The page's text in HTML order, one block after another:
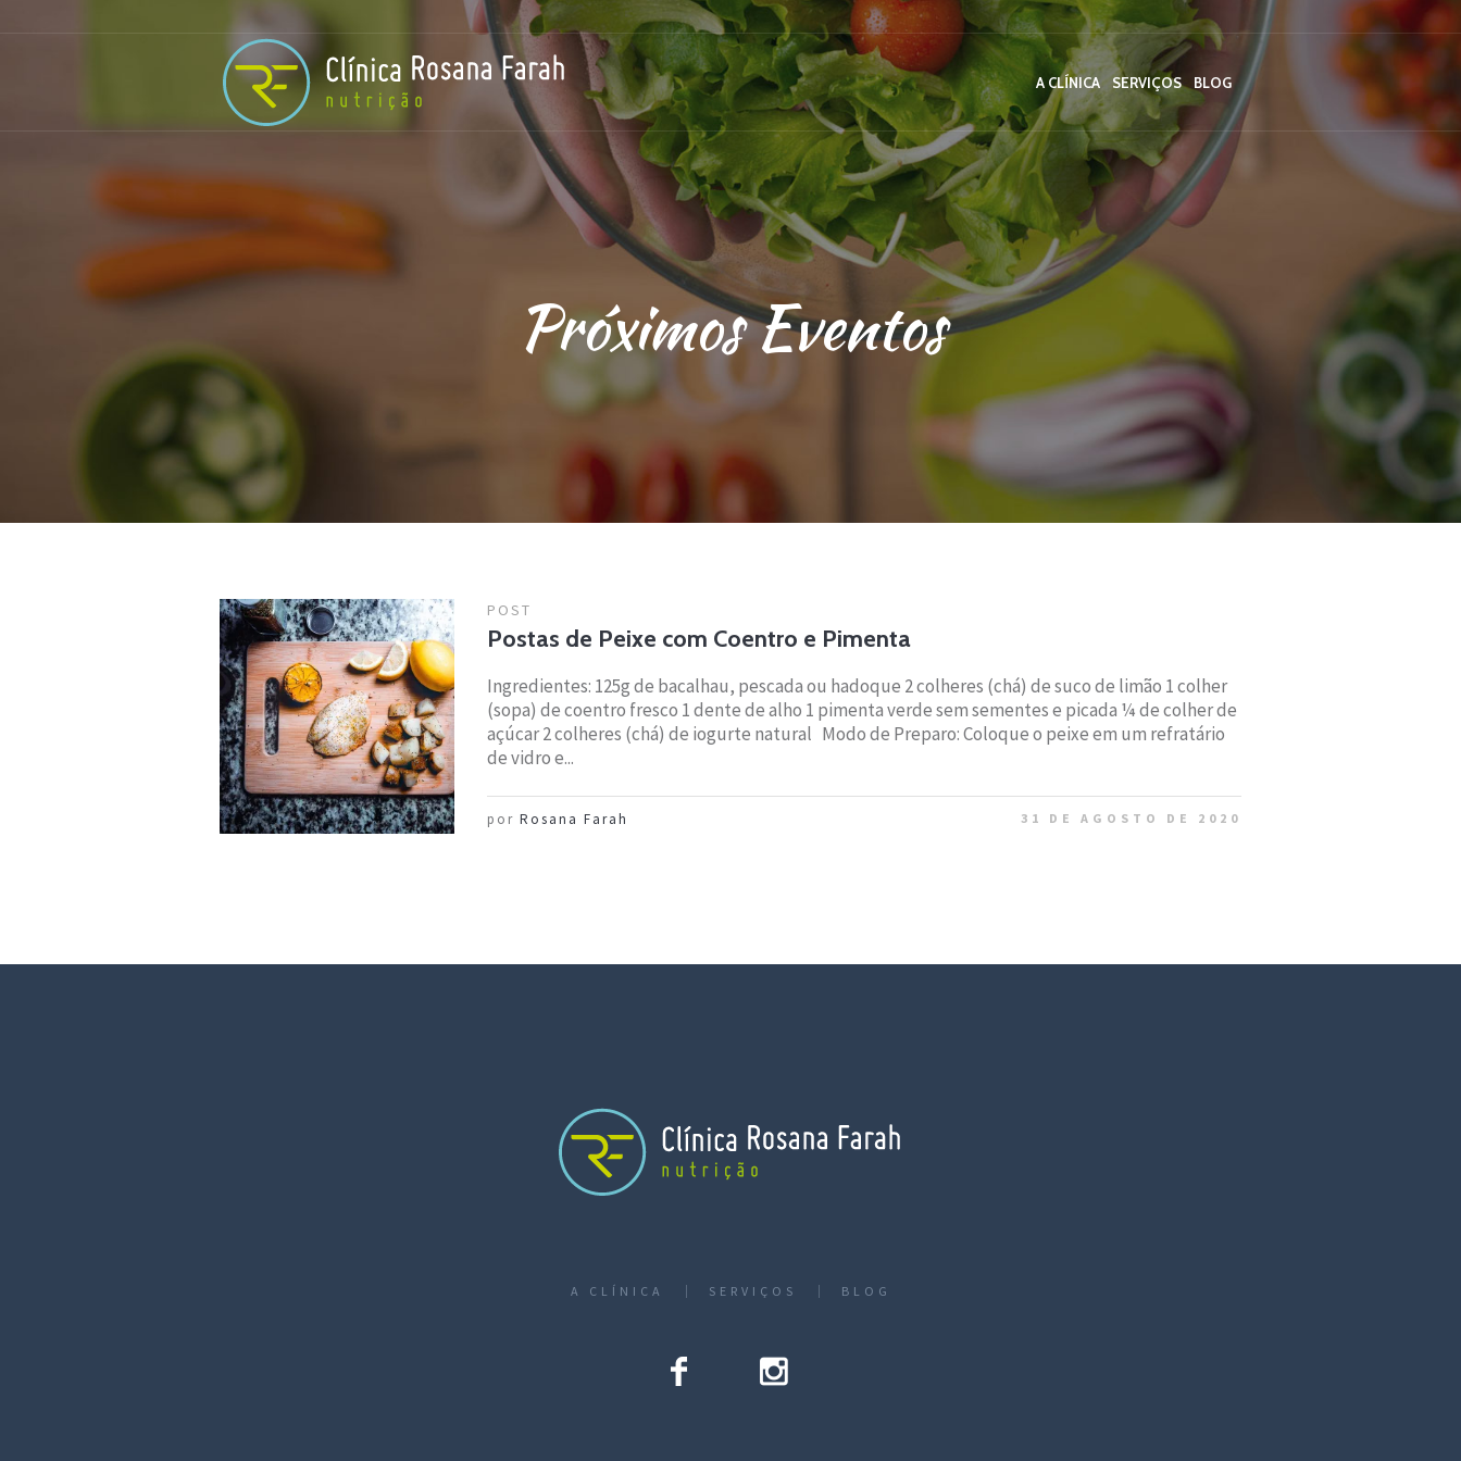
A CLÍNICA SERVIÇOS BLOG
Próximos Eventos
POST
Postas de Peixe com Coentro e Pimenta
Ingredientes: 125g de bacalhau, pescada ou hadoque 2 colheres (chá) de suco de limão 1 colher
(sopa) de coentro fresco 1 dente de alho 1 pimenta verde sem sementes e picada ¼ de colher de
açúcar 2 colheres (chá) de iogurte natural Modo de Preparo: Coloque o peixe em um refratário
de vidro e...
porRosana Farah 31 DE AGOSTO DE 2020
A CLÍNICA SERVIÇOS BLOG